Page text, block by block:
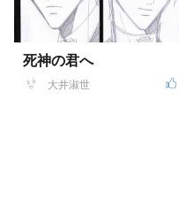
死神の君へ
大井淑世